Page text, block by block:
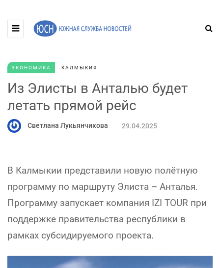
ЭКОНОМИКА КАЛМЫКИЯ
Из Элисты в Анталью будет
летать прямой рейс
Светлана Лукьянчикова 29.04.2025
В Калмыкии представили новую полётную
программу по маршруту Элиста – Анталья.
Программу запускает компания IZI TOUR при
поддержке правительства республики в
рамках субсидируемого проекта.